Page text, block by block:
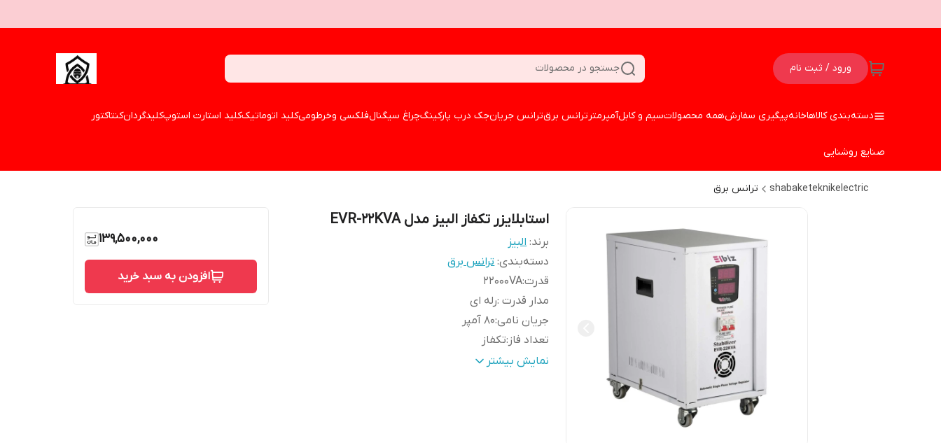
ورود / ثبت نام جستجو در محصولات
دسته‌بندی کالاهاخانهپیگیری سفارشهمه محصولاتسیم و کابلآمپرمترترانس برقترانس جریانجک درب پارکینگچراغ سیگنالفلکسی وخرطومیکلید اتوماتیککلید استارت استوپکلیدگردانکنتاکتور
صنایع روشنایی
shabaketeknikelectric ترانس برق
استابلایزر تکفاز البیز مدل EVR-22KVA
برند: البیز
دسته‌بندی:ترانس برق
قدرت:
22000VA
مدار قدرت :رله ای
جریان نامی:80 آمپر
تعداد فاز :تکفاز
دامنه ولتاژ کارکرد
نمایش بیشتر
139,500,000
افزودن به سبد خرید